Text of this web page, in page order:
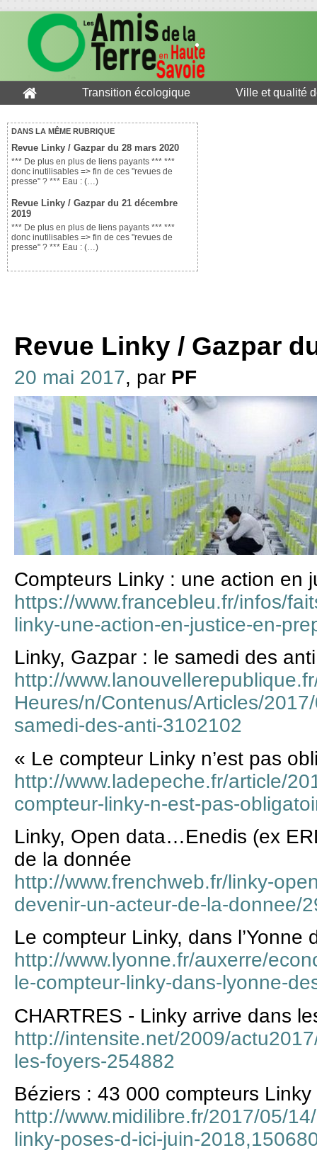
Transition écologique Ville et qualité
DANS LA MÊME RUBRIQUE
Revue Linky / Gazpar du 28 mars 2020
*** De plus en plus de liens payants *** ***
donc inutilisables => fin de ces "revues de
presse" ? *** Eau : (…)
Revue Linky / Gazpar du 21 décembre
2019
*** De plus en plus de liens payants *** ***
donc inutilisables => fin de ces "revues de
presse" ? *** Eau : (…)
Revue Linky / Gazpar
20 mai 2017, par PF
Compteurs Linky : une action en
https://www.francebleu.fr/infos/
linky-une-action-en-justice-en-
Linky, Gazpar : le samedi des anti
http://
Heures/n/Contenus/Articles/
samedi-des-anti-3102102
« Le compteur Linky n’est pas
http://www.ladepeche.fr/article/
compteur-linky-n-est-pas-
Linky, Open data…Enedis (ex
de la donnée
http://www.frenchweb.fr/linky-
devenir-un-acteur-de-la-donnee/
Le compteur Linky, dans l’Yonne
http://www.lyonne.fr/auxerre/
le-compteur-linky-dans-lyonne-
CHARTRES - Linky arrive dans
http://intensite.net/2009/
les-foyers-254882
Béziers : 43 000 compteurs Linky
http://www.midilibre.fr/2017/05/
linky-poses-d-ici-juin-